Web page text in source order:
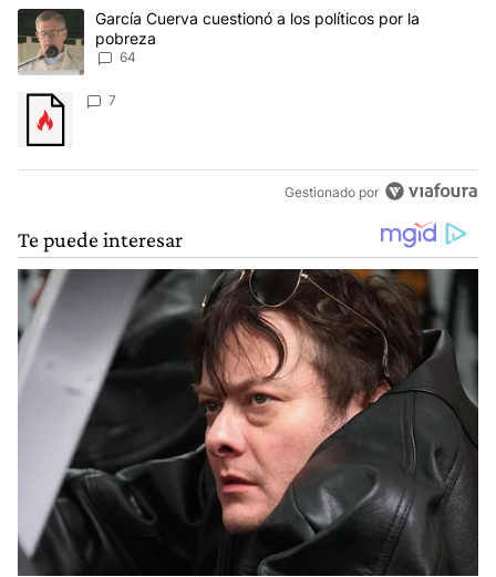
Este listado muestra los artículos con más comentarios en los
Un artículo de tendencia con el título "García Cuerva cuestionó
García Cuerva cuestionó a los políticos por la
pobreza
64
Un artículo de tendencia con el título "" con 7 comentarios.
7
Gestionado por